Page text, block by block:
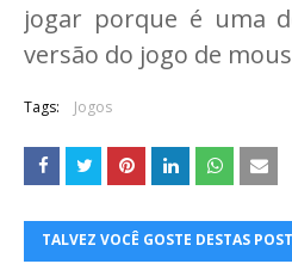
jogar porque é uma
versão do jogo de
Tags: Jogos
TALVEZ VOCÊ GOSTE DESTAS